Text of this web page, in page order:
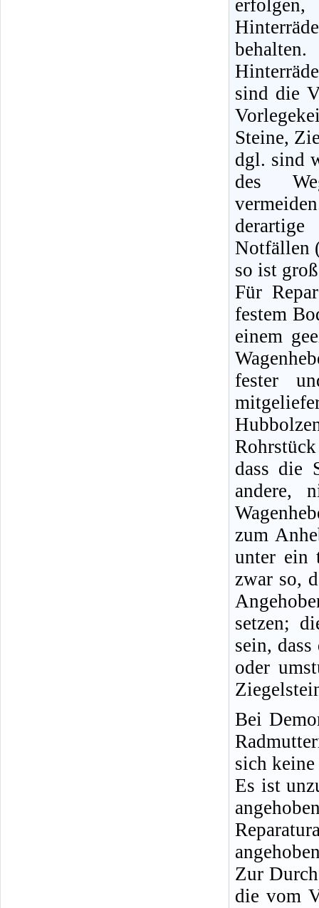
sind die
Steine,
dgl. sind
des
Notfällen
so ist
Für
festem
einem
fester
dass die
andere,
zum
unter ein
zwar so,
setzen;
sein,
oder
Bei
sich keine
Es ist
Zur
die vom